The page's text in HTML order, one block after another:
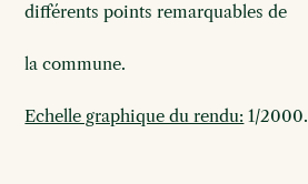
différents points remarquables de
la commune.
Echelle graphique du rendu: 1/2000.